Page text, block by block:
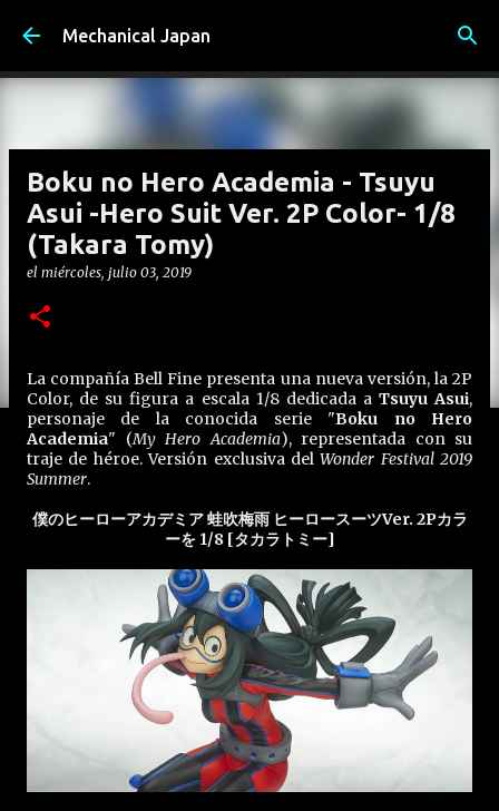
Ir al contenido principal
Mechanical Japan
Boku no Hero Academia - Tsuyu
Asui -Hero Suit Ver. 2P Color- 1/8
(Takara Tomy)
el miércoles, julio 03, 2019
La compañía Bell Fine presenta una nueva versión, la 2P
Color, de su figura a escala 1/8 dedicada a Tsuyu Asui,
personaje de la conocida serie "Boku no Hero
Academia" (My Hero Academia), representada con su
traje de héroe. Versión exclusiva delWonder Festival 2019
Summer.
僕のヒーローアカデミア 蛙吹梅雨 ヒーロースーツVer. 2Pカラ
ーを 1/8 [タカラトミー]